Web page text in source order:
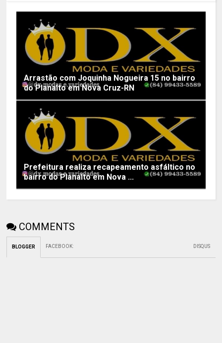
Arrastão com Joquinha Nogueira 15 no bairro
do Planalto em Nova Cruz-RN
Prefeitura realiza recapeamento asfáltico no
bairro do Planalto em Nova ...
COMMENTS
BLOGGER FACEBOOK: DISQUS